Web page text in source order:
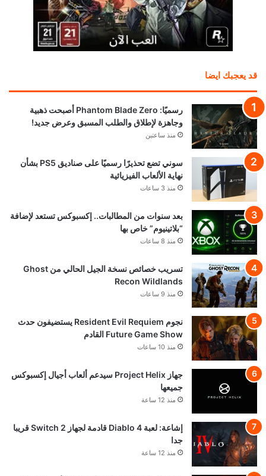
قد يعجبك ايضا
رسميًا: Phantom Blade Zero أصبحت ذهبية
وجاهزة لإطلاق والطلب المسبق وعرض جديد!
منذ ساعتين
سوني تضع تحذيرًا رسميًا على صناديق PS5 بشأن
نهاية الألعاب الفيزيائية
منذ 3 ساعات
بعد سنوات من المطالبات.. إكسبوكس تستعد لإضافة
“بلاتينيوم” خاص بها
منذ 8 ساعات
تسريب خصائص نسخة الجيل الحالي من Ghost
Recon Wildlands
منذ 9 ساعات
نجوم Resident Evil Requiem يستضيفون حدث
Future Game Show القادم
منذ 10 ساعات
جهاز Project Helix سيدعم ألعاب أجيال إكسبوكس
جميعها
منذ 12 ساعة
إشاعة: لعبة Diablo 4 قادمة لجهاز Switch 2 قريبا
جدا
منذ 12 ساعة